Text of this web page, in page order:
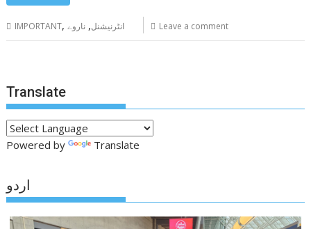
IMPORTANT, انٹرنیشنل, ناروے Leave a comment
Translate
Powered by Translate
اردو